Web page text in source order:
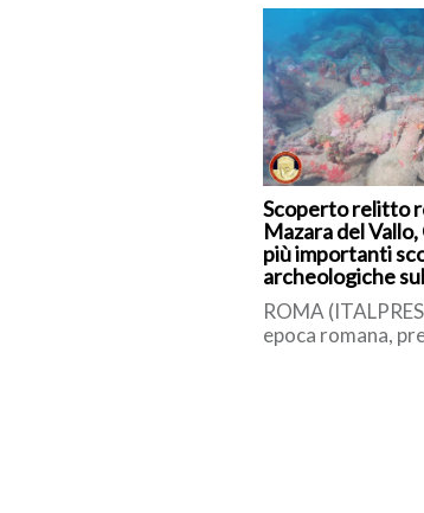
contestuale
vulcanica in
Nazionale di
Scoperto relitto
Mazara del
più importanti
archeologiche
ultimi anni”
ROMA
epoca romana,